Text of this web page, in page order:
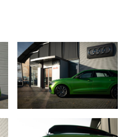
danych osobowych
Opolska 2c 45-960 Opole,
z o.o. ul. Portowa 2 44-100
sp. z o.o. Oddział w